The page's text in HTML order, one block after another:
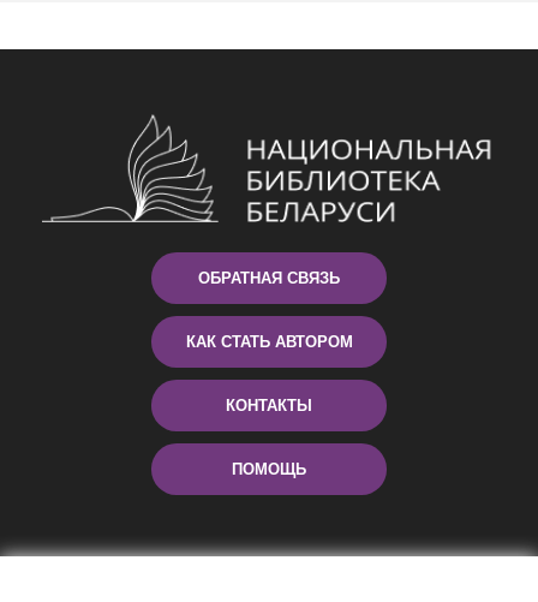
ОБРАТНАЯ СВЯЗЬ
КАК СТАТЬ АВТОРОМ
КОНТАКТЫ
ПОМОЩЬ